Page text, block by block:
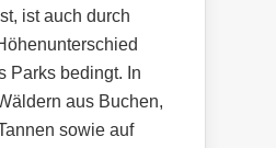
ist auch durch
Parks bedingt. In
aus Buchen,
sowie auf